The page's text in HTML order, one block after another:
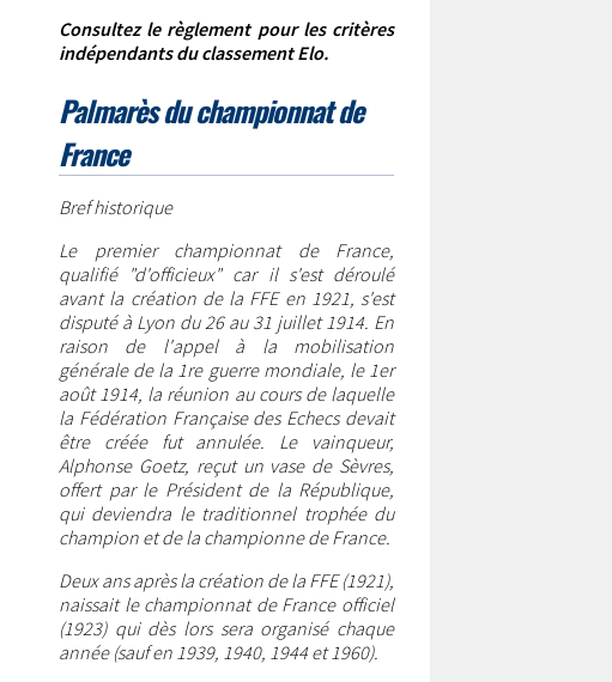
Consultez le règlement pour les critères
indépendants du classement Elo.
Palmarès du championnat de
France
Bref historique
Le premier championnat de France,
qualifié "d'officieux" car il s'est déroulé
avant la création de la FFE en 1921, s'est
disputé à Lyon du 26 au 31 juillet 1914. En
raison de l'appel à la mobilisation
générale de la 1re guerre mondiale, le 1er
août 1914, la réunion au cours de laquelle
la Fédération Française des Echecs devait
être créée fut annulée. Le vainqueur,
Alphonse Goetz, reçut un vase de Sèvres,
offert par le Président de la République,
qui deviendra le traditionnel trophée du
champion et de la championne de France.
Deux ans après la création de la FFE (1921),
naissait le championnat de France officiel
(1923) qui dès lors sera organisé chaque
année (sauf en 1939, 1940, 1944 et 1960).